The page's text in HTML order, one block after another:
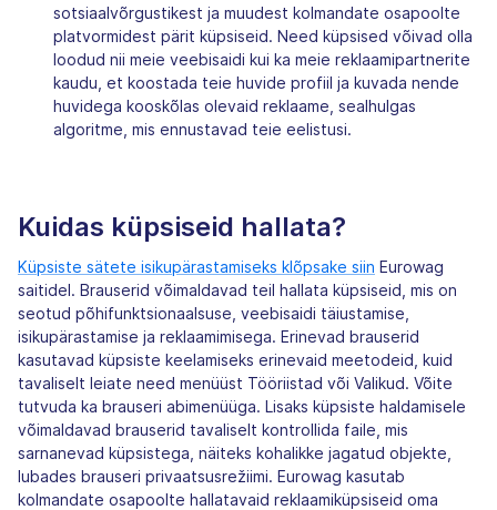
sotsiaalvõrgustikest ja muudest kolmandate osapoolte
platvormidest pärit küpsiseid. Need küpsised võivad olla
loodud nii meie veebisaidi kui ka meie reklaamipartnerite
kaudu, et koostada teie huvide profiil ja kuvada nende
huvidega kooskõlas olevaid reklaame, sealhulgas
algoritme, mis ennustavad teie eelistusi.
Kuidas küpsiseid hallata?
Küpsiste sätete isikupärastamiseks klõpsake siin Eurowag
saitidel. Brauserid võimaldavad teil hallata küpsiseid, mis on
seotud põhifunktsionaalsuse, veebisaidi täiustamise,
isikupärastamise ja reklaamimisega. Erinevad brauserid
kasutavad küpsiste keelamiseks erinevaid meetodeid, kuid
tavaliselt leiate need menüüst Tööriistad või Valikud. Võite
tutvuda ka brauseri abimenüüga. Lisaks küpsiste haldamisele
võimaldavad brauserid tavaliselt kontrollida faile, mis
sarnanevad küpsistega, näiteks kohalikke jagatud objekte,
lubades brauseri privaatsusrežiimi. Eurowag kasutab
kolmandate osapoolte hallatavaid reklaamiküpsiseid oma